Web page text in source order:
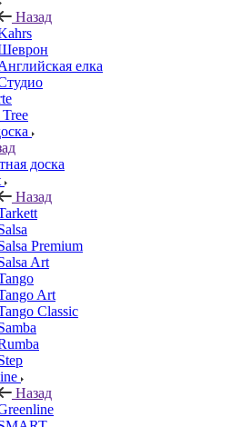
Назад
елка
доска
Назад
Premium
Art
Art
Classic
Назад